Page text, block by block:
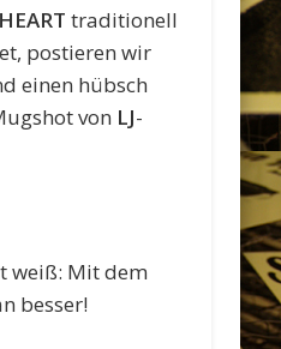
traditionell
postieren wir
einen hübsch
von LJ-
weiß: Mit dem
besser!